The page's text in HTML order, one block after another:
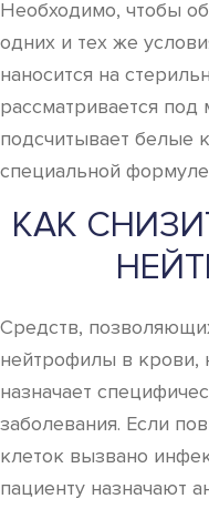
Необходимо, чтобы
одних и тех же
наносится на
рассматривается
подсчитывает белые
специальной
КАК
Средств,
нейтрофилы в крови,
назначает
заболевания. Если
клеток вызвано
пациенту назначают